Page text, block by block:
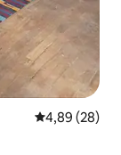
Μέση
4,89 (28)